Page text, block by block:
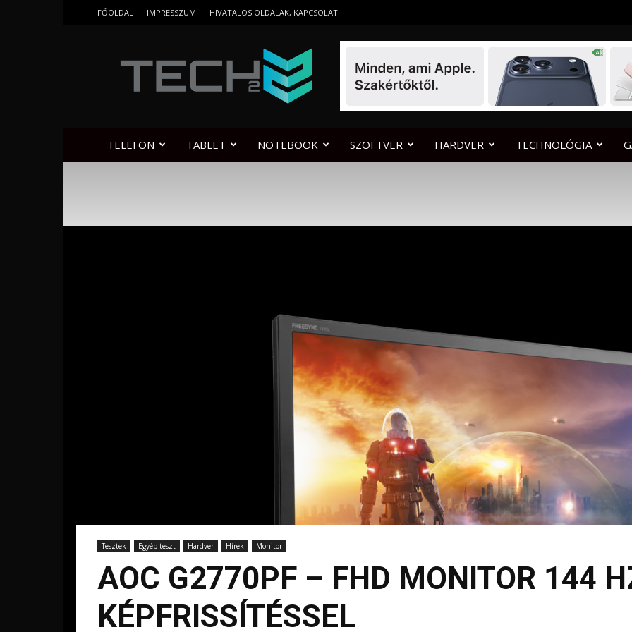
FŐOLDAL IMPRESSZUM HIVATALOS OLDALAK, KAPCSOLAT
TELEFON TABLET NOTEBOOK SZOFTVER HARDVER TECHNOLÓGIA
Tesztek Egyéb teszt Hardver Hírek Monitor
AOC G2770PF – FHD MONITOR 144
KÉPFRISSÍTÉSSEL